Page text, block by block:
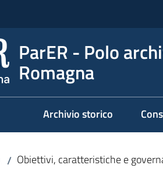
ParER - Polo
Romagna
Archivio storico
/ Obiettivi, caratteristiche e